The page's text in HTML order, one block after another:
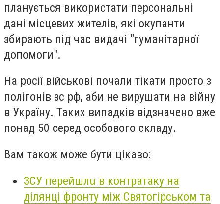
планується використати персональні
дані місцевих жителів, які окупанти
збирають під час видачі "гуманітарної
допомоги".
На росії військові почали тікати просто з
полігонів зс рф, аби не вирушати на війну
в Україну. Таких випадків відзначено вже
понад 50 серед особового складу.
Вам також може бути цікаво:
ЗСУ пeрeйшлu в контрaтaку нa
дiлянцi фронту мiж Святогiрськом тa